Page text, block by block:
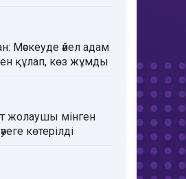
Мәскеуде әйел адам
құлап, көз жұмды
жолаушы мінген
көтерілді